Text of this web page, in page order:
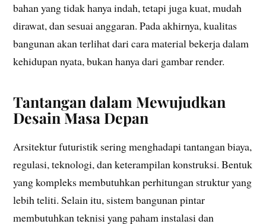
bahan yang tidak hanya indah, tetapi juga kuat, mudah
dirawat, dan sesuai anggaran. Pada akhirnya, kualitas
bangunan akan terlihat dari cara material bekerja dalam
kehidupan nyata, bukan hanya dari gambar render.
Tantangan dalam Mewujudkan
Desain Masa Depan
Arsitektur futuristik sering menghadapi tantangan biaya,
regulasi, teknologi, dan keterampilan konstruksi. Bentuk
yang kompleks membutuhkan perhitungan struktur yang
lebih teliti. Selain itu, sistem bangunan pintar
membutuhkan teknisi yang paham instalasi dan